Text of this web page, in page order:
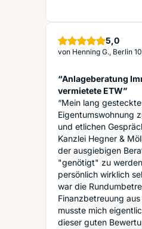
5,0Sterne
von Henning G., Berlin
“Anlageberatung
vermietete ETW”
“Mein lang
Eigentumswohnung
und etlichen
Kanzlei Hegner &
der ausgiebigen
"genötigt" zu
persönlich wirklich
war die
Finanzbetreuung
musste mich
dieser guten